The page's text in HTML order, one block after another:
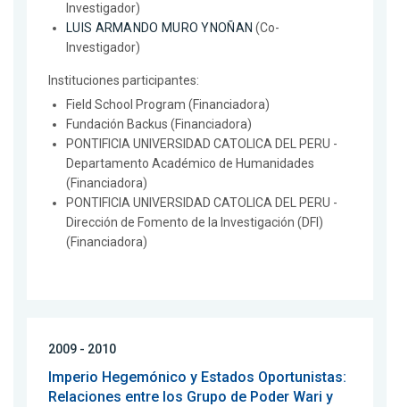
Investigador)
LUIS ARMANDO MURO YNOÑAN (Co-
Investigador)
Instituciones participantes:
Field School Program (Financiadora)
Fundación Backus (Financiadora)
PONTIFICIA UNIVERSIDAD CATOLICA DEL PERU -
Departamento Académico de Humanidades
(Financiadora)
PONTIFICIA UNIVERSIDAD CATOLICA DEL PERU -
Dirección de Fomento de la Investigación (DFI)
(Financiadora)
2009 - 2010
Imperio Hegemónico y Estados Oportunistas:
Relaciones entre los Grupo de Poder Wari y